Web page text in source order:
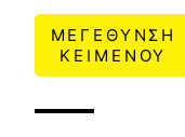
ΜΕΓΕΘΥΝΣΗ
ΚΕΙΜΕΝΟΥ